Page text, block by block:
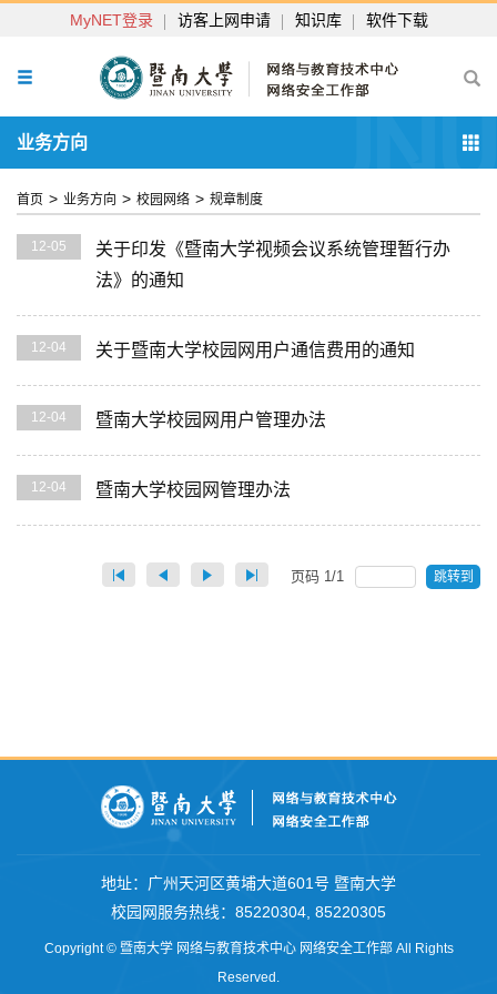
MyNET登录 访客上网申请 知识库 软件下载
业务方向
首页 > 业务方向 > 校园网络 > 规章制度
12-05
关于印发《暨南大学视频会议系统管理暂行办
法》的通知
12-04 关于暨南大学校园网用户通信费用的通知
12-04 暨南大学校园网用户管理办法
12-04 暨南大学校园网管理办法
页码 1/1 跳转到
地址：广州天河区黄埔大道601号 暨南大学
校园网服务热线： 85220304 85220305
Copyright © 暨南大学 网络与教育技术中心 网络安全工作部 All Rights
Reserved.